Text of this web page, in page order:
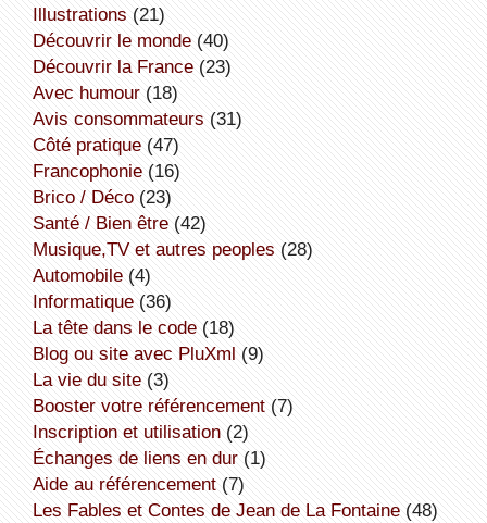
illustrations (21)
découvrir le monde(40)
découvrir la France(23)
avec humour(18)
avis consommateurs (31)
côté pratique(47)
Francophonie(16)
Brico / Déco(23)
Santé / Bien être(42)
Musique,TV et autres peoples (28)
Automobile(4)
informatique(36)
la tête dans le code(18)
Blog ou site avec PluXml (9)
la vie du site(3)
booster votre référencement(7)
inscription et utilisation(2)
échanges de liens en dur(1)
aide au référencement(7)
Les Fables et Contes de Jean de La Fontaine(48)